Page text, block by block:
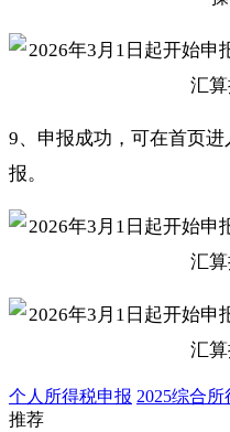
9、申报成功，可在首页
报。
个人所得税申报 2025综合
推荐